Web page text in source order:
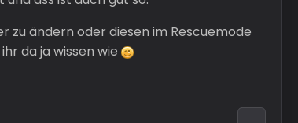
zu ändern oder diesen im Rescuemode
da ja wissen wie